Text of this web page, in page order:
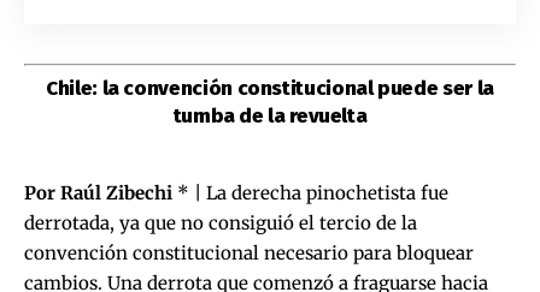
Chile: la convención constitucional puede ser la
tumba de la revuelta
Por Raúl Zibechi * | La derecha pinochetista fue
derrotada, ya que no consiguió el tercio de la
convención constitucional necesario para bloquear
cambios. Una derrota que comenzó a fraguarse hacia